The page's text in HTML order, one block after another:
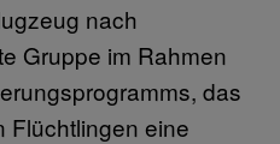
nach
Gruppe im Rahmen
das
Flüchtlingen eine